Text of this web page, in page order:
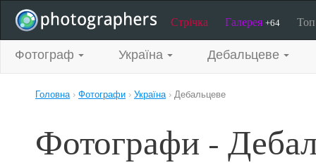
Стрічка Галерея +64
Фотограф Україна Дебальцеве
Головна› Фотографи › Україна› Дебальцеве
Фотографи -